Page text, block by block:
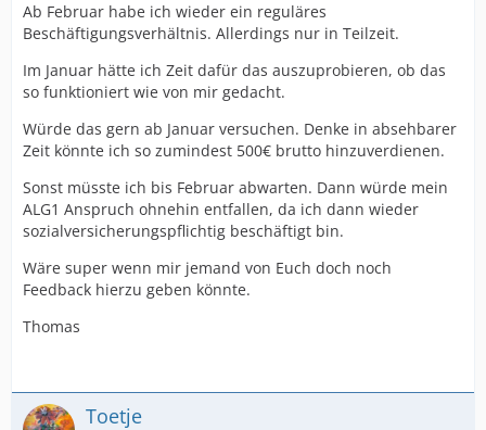
Ab Februar habe ich wieder ein reguläres
Beschäftigungsverhältnis. Allerdings nur in Teilzeit.
Im Januar hätte ich Zeit dafür das auszuprobieren, ob das
so funktioniert wie von mir gedacht.
Würde das gern ab Januar versuchen. Denke in absehbarer
Zeit könnte ich so zumindest 500€ brutto hinzuverdienen.
Sonst müsste ich bis Februar abwarten. Dann würde mein
ALG1 Anspruch ohnehin entfallen, da ich dann wieder
sozialversicherungspflichtig beschäftigt bin.
Wäre super wenn mir jemand von Euch doch noch
Feedback hierzu geben könnte.
Thomas
Toetje